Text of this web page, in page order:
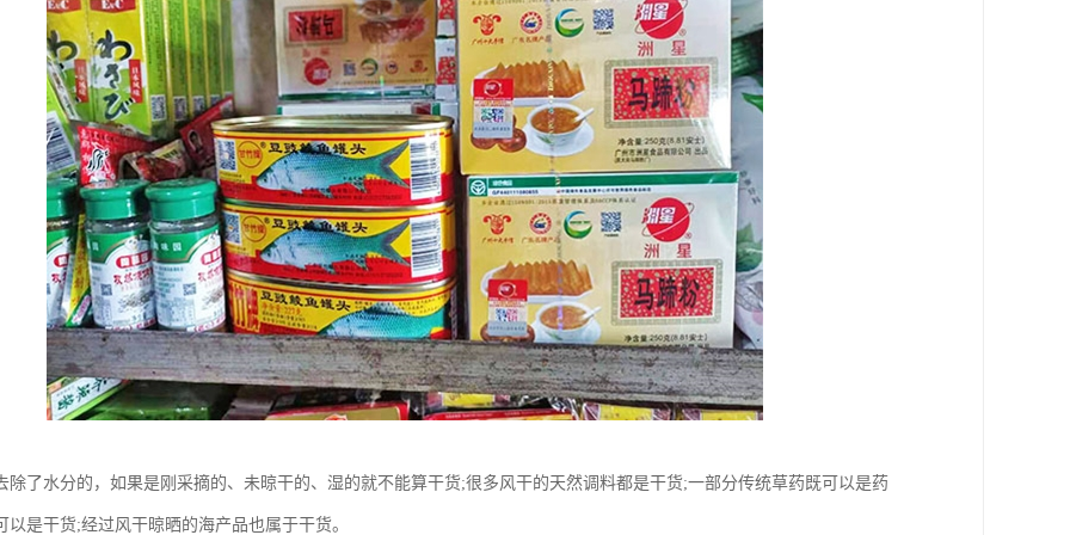
除了水分的，如果是刚采摘的、未晾干的、湿的就不能算干货;很多风干的天然调料都是干货;一部分传统草药既可以是药
以是干货;经过风干晾晒的海产品也属于干货。